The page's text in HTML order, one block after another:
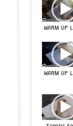
WARM UP
WARM UP